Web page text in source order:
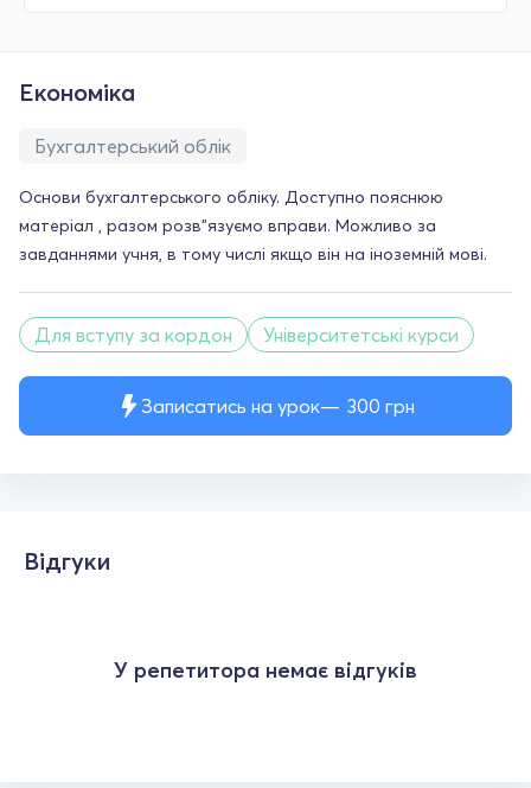
Записатись на урок 300 грн
Економіка
Бухгалтерський облік
Основи бухгалтерського обліку. Доступно пояснюю
матеріал , разом розв"язуємо вправи. Можливо за
завданнями учня, в тому числі якщо він на іноземній мові.
Для вступу за кордон Університетські курси
Відгуки
У репетитора немає відгуків